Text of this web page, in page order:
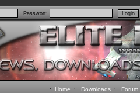
Passwort:
.:. Home .:. Downloads .:. Forum